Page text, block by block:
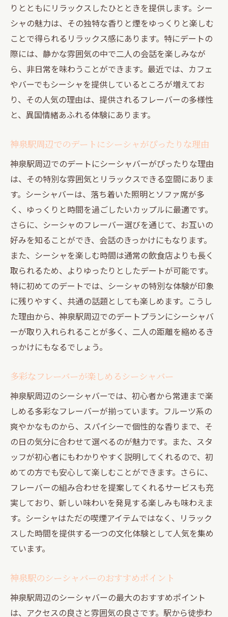
ロマンティックな雰囲気を演出するシーシ
ャ
神泉駅周辺でのディナーとシーシャ
シーシャバーで記念日を祝う方法
デートの締めくくりに最適なシーシャの楽
しみ方
神泉駅周辺で楽しむシーシャの香りと夜のムー
ド
神泉駅の夜景とシーシャの魅力
夜の神泉駅でリラックスできる場所
シーシャと共に楽しむ夜の神泉駅
デートスポットとしてのシーシャバーの魅
力
シーシャが彩る神泉駅のナイトライフ
シーシャで特別な夜を神泉駅で過ごす方法
シーシャで心を通わせるデートのコツ
神泉駅でのシーシャバーの選び方
二人だけの特別な時間をシーシャで演出
神泉駅のシーシャバーでの特別プラン
シーシャで過ごす夜を一生の思い出に
神泉駅のシーシャバーで過ごすリラックスデー
トのすすめ
神泉駅のシーシャバーの楽しみ方
リラックスできるデートスポットとしての
シーシャバー
シーシャで体験する特別なリラックス時間
デートに最適な神泉駅のシーシャバー
シーシャで心地よいひとときを過ごす
神泉駅でのデートにシーシャを取り入れる
理由
シーシャと共に神泉駅で過ごす大人のデートナ
大人のデートにシーシャが人気の理由
神泉駅で楽しむシーシャの夜
シーシャで彩る神泉駅の大人の夜
りとともにリラックスしたひとときを提供します。シー
シャの魅力は、その独特な香りと煙をゆっくりと楽しむ
ことで得られるリラックス感にあります。特にデートの
際には、静かな雰囲気の中で二人の会話を楽しみなが
ら、非日常を味わうことができます。最近では、カフェ
やバーでもシーシャを提供しているところが増えてお
り、その人気の理由は、提供されるフレーバーの多様性
と、異国情緒あふれる体験にあります。
神泉駅周辺でのデートにシーシャがぴったりな理由
神泉駅周辺でのデートにシーシャバーがぴったりな理由
は、その特別な雰囲気とリラックスできる空間にありま
す。シーシャバーは、落ち着いた照明とソファ席が多
く、ゆっくりと時間を過ごしたいカップルに最適です。
さらに、シーシャのフレーバー選びを通じて、お互いの
好みを知ることができ、会話のきっかけにもなります。
また、シーシャを楽しむ時間は通常の飲食店よりも長く
取られるため、よりゆったりとしたデートが可能です。
特に初めてのデートでは、シーシャの特別な体験が印象
に残りやすく、共通の話題としても楽しめます。こうし
た理由から、神泉駅周辺でのデートプランにシーシャバ
ーが取り入れられることが多く、二人の距離を縮めるき
っかけにもなるでしょう。
多彩なフレーバーが楽しめるシーシャバー
神泉駅周辺のシーシャバーでは、初心者から常連まで楽
しめる多彩なフレーバーが揃っています。フルーツ系の
爽やかなものから、スパイシーで個性的な香りまで、そ
の日の気分に合わせて選べるのが魅力です。また、スタ
ッフが初心者にもわかりやすく説明してくれるので、初
めての方でも安心して楽しむことができます。さらに、
フレーバーの組み合わせを提案してくれるサービスも充
実しており、新しい味わいを発見する楽しみも味わえま
す。シーシャはただの喫煙アイテムではなく、リラック
スした時間を提供する一つの文化体験として人気を集め
ています。
神泉駅のシーシャバーのおすすめポイント
神泉駅周辺のシーシャバーの最大のおすすめポイント
は、アクセスの良さと雰囲気の良さです。駅から徒歩わ